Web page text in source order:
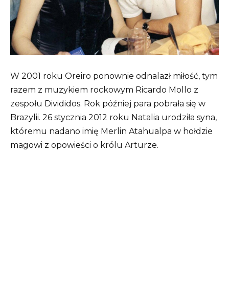
W 2001 roku Oreiro ponownie odnalazł miłość, tym
razem z muzykiem rockowym Ricardo Mollo z
zespołu Divididos. Rok później para pobrała się w
Brazylii. 26 stycznia 2012 roku Natalia urodziła syna,
któremu nadano imię Merlin Atahualpa w hołdzie
magowi z opowieści o królu Arturze.